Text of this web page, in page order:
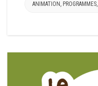
ANIMATION , PROGRAMMES,